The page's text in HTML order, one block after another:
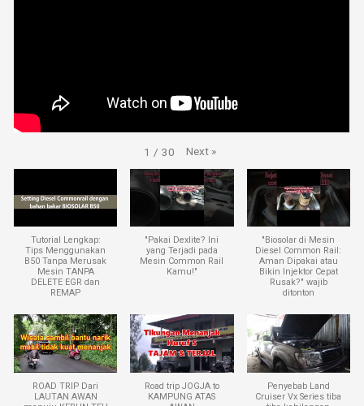
1 / 30 Next »
Tutorial Lengkap:
Tips Menggunakan
B50 Tanpa Merusak
Mesin TANPA
DELETE EGR dan
REMAP
"Pakai Dexlite? Ini
yang Terjadi pada
Mesin Common Rail
Kamu!"
"Biosolar di Mesin
Diesel Common Rail:
Aman Dipakai atau
Bikin Injektor Cepat
Rusak?" wajib
ditonton
ROAD TRIP Dari
LAUTAN AWAN
Road trip JOGJA to
KAMPUNG ATAS
Penyebab Land
Cruiser Vx Series tiba